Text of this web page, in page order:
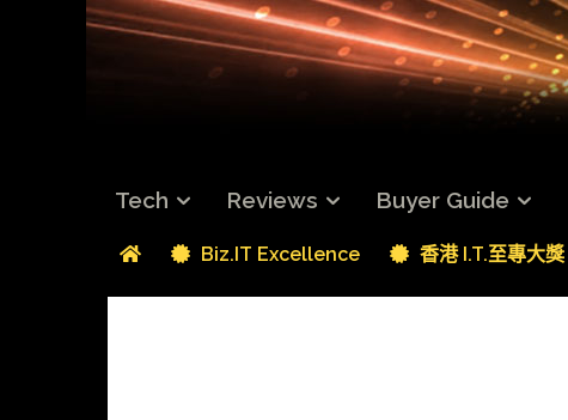
Tech Reviews Buyer Guide
Biz.IT Excellence 香港 I.T.至專大獎